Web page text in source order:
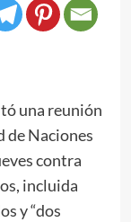
una reunión
de Naciones
contra
incluida
y “dos